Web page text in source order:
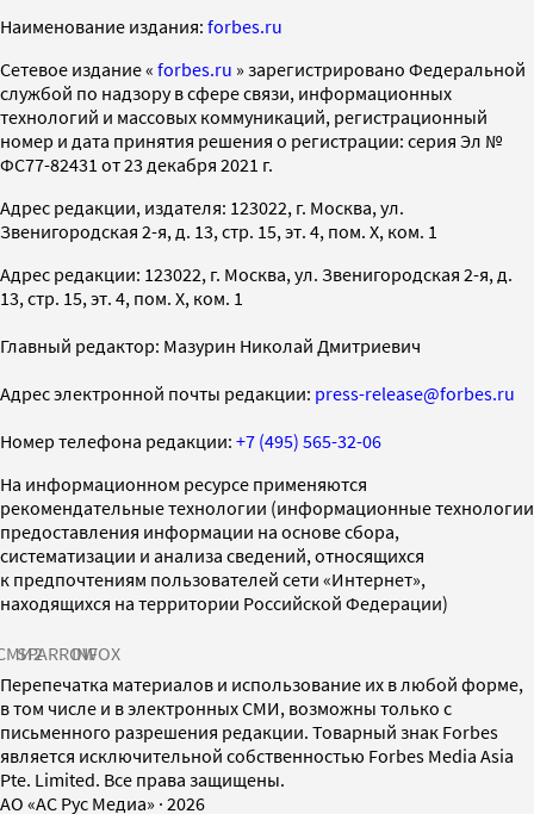
Наименование издания: forbes.ru
Cетевое издание « forbes.ru » зарегистрировано Федеральной
службой по надзору в сфере связи, информационных
технологий и массовых коммуникаций, регистрационный
номер и дата принятия решения о регистрации: серия Эл №
ФС77-82431 от 23 декабря 2021 г.
Адрес редакции, издателя: 123022, г. Москва, ул.
Звенигородская 2-я, д. 13, стр. 15, эт. 4, пом. X, ком. 1
Адрес редакции: 123022, г. Москва, ул. Звенигородская 2-я, д.
13, стр. 15, эт. 4, пом. X, ком. 1
Главный редактор: Мазурин Николай Дмитриевич
Адрес электронной почты редакции: press-release@forbes.ru
Номер телефона редакции: +7 (495) 565-32-06
На информационном ресурсе применяются
рекомендательные технологии (информационные технологии
предоставления информации на основе сбора,
систематизации и анализа сведений, относящихся
к предпочтениям пользователей сети «Интернет»,
находящихся на территории Российской Федерации)
SPARROWINFOX
Перепечатка материалов и использование их в любой форме,
в том числе и в электронных СМИ, возможны только с
письменного разрешения редакции. Товарный знак Forbes
является исключительной собственностью Forbes Media Asia
Pte. Limited. Все права защищены.
AO «АС Рус Медиа» · 2026